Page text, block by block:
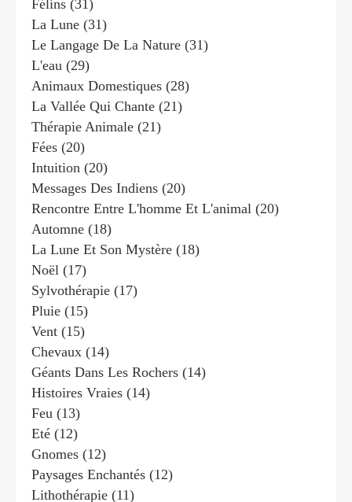
Félins (31)
La Lune (31)
Le Langage De La Nature (31)
L'eau (29)
Animaux Domestiques (28)
La Vallée Qui Chante (21)
Thérapie Animale (21)
Fées (20)
Intuition (20)
Messages Des Indiens (20)
Rencontre Entre L'homme Et L'animal (20)
Automne (18)
La Lune Et Son Mystère (18)
Noël (17)
Sylvothérapie (17)
Pluie (15)
Vent (15)
Chevaux (14)
Géants Dans Les Rochers (14)
Histoires Vraies (14)
Feu (13)
Eté (12)
Gnomes (12)
Paysages Enchantés (12)
Lithothérapie (11)